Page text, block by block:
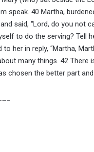
speak. 40 Martha,
said, “Lord, do you not
to do the serving? Tell
to her in reply, “Martha,
many things. 42 There
chosen the better part